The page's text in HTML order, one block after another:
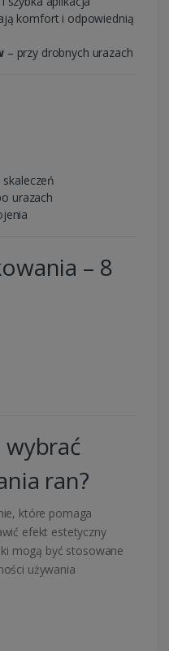
komfort i odpowiednią
– przy drobnych urazach
urazach
– 8
ran?
które pomaga
efekt estetyczny
mogą być stosowane
używania